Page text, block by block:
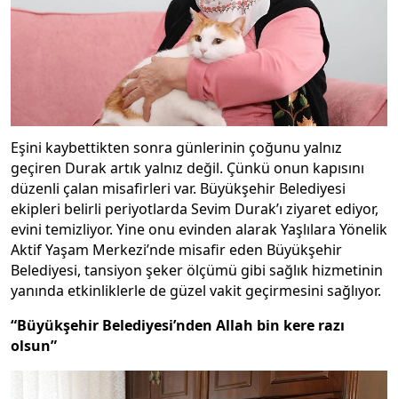
Eşini kaybettikten sonra günlerinin çoğunu yalnız
geçiren Durak artık yalnız değil. Çünkü onun kapısını
düzenli çalan misafirleri var. Büyükşehir Belediyesi
ekipleri belirli periyotlarda Sevim Durak’ı ziyaret ediyor,
evini temizliyor. Yine onu evinden alarak Yaşlılara Yönelik
Aktif Yaşam Merkezi’nde misafir eden Büyükşehir
Belediyesi, tansiyon şeker ölçümü gibi sağlık hizmetinin
yanında etkinliklerle de güzel vakit geçirmesini sağlıyor.
“Büyükşehir Belediyesi’nden Allah bin kere razı
olsun”